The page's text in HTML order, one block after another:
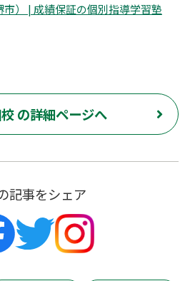
） | 成績保証の個別指導学習塾
の詳細ページへ
記事をシェア